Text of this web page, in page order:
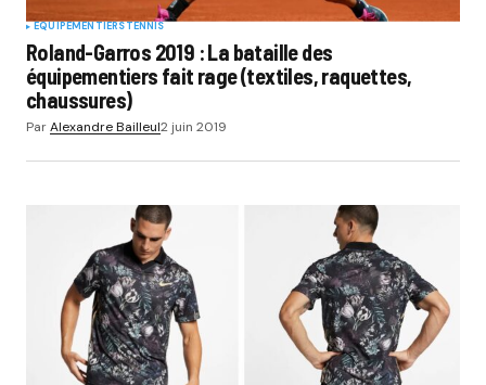
EQUIPEMENTIERSTENNIS
Roland-Garros 2019 : La bataille des
équipementiers fait rage (textiles, raquettes,
chaussures)
ParAlexandre Bailleul2 juin 2019